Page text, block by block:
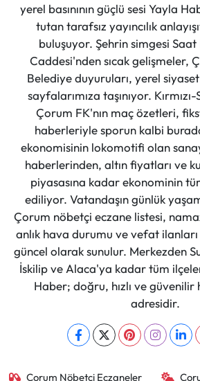
yerel basınının güçlü sesi Yayla
tutan tarafsız yayıncılık
buluşuyor. Şehrin simgesi Saat
Caddesi'nden sıcak gelişmeler,
Belediye duyuruları, yerel
sayfalarımıza taşınıyor.
Çorum FK'nın maç özetleri,
haberleriyle sporun kalbi
ekonomisinin lokomotifi olan
haberlerinden, altın fiyatları ve
piyasasına kadar ekonominin
ediliyor. Vatandaşın günlük
Çorum nöbetçi eczane listesi,
anlık hava durumu ve vefat
güncel olarak sunulur. Merkezden
İskilip ve Alaca'ya kadar tüm
Haber; doğru, hızlı ve
adresidir.
Çorum Nöbetçi Eczaneler